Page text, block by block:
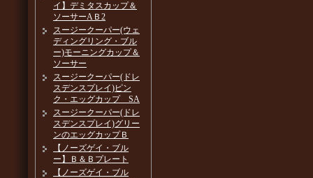
イ】デミタスカップ＆
ソーサーAＢ2
スージークーパー(ウェ
ディングリング・ブル
ー)モーニングカップ＆
ソーサー
スージークーパー(ドレ
スデンスプレイ)ピン
ク・エッグカップ SA
スージークーパー(ドレ
スデンスプレイ)グリー
ンのエッグカップＢ
【ノーズゲイ・ブル
ー】Ｂ＆Ｂプレート
【ノーズゲイ・ブル